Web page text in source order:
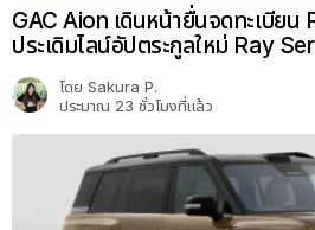
GAC Aion เดินหน้ายื่นจดทะเบียน
ประเดิมไลน์อัปตระกูลใหม่ Ray
โดย Sakura P.
ประมาณ 23 ชั่วโมงที่แล้ว